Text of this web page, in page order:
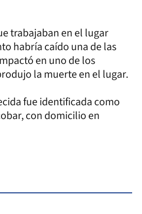
trabajaban en el lugar
habría caído una de las
en uno de los
la muerte en el lugar.
fue identificada como
con domicilio en